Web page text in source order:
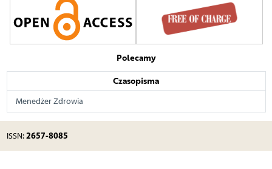
Polecamy
Czasopisma
Menedżer Zdrowia
ISSN:2657-8085